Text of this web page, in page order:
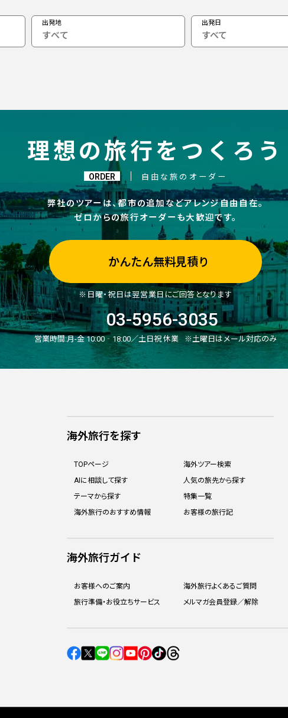
出発地 出発日
すべて
理想の旅行をつくろう
ORDER 自由な旅のオーダー
弊社のツアーは、都市の追加などアレンジ自由自在。
ゼロからの旅行オーダーも大歓迎です。
かんたん無料見積り
※日曜・祝日は翌営業日にご回答となります
03-5956-3035
営業時間:月-金 10:00‐18:00／土日祝 休業 ※土曜日はメール対応のみ
海外旅行を探す
TOPページ
海外ツアー検索
AIに相談して探す
人気の旅先から探す
テーマから探す
特集一覧
海外旅行のおすすめ情報
お客様の旅行記
海外旅行ガイド
お客様へのご案内
海外旅行よくあるご質問
旅行準備・お役立ちサービス
メルマガ会員登録／解除